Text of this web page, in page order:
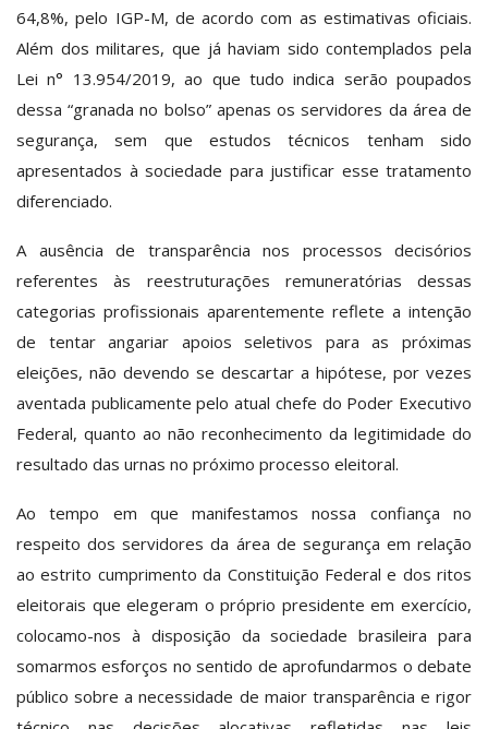
64,8%, pelo IGP-M, de acordo com as estimativas oficiais.
Além dos militares, que já haviam sido contemplados pela
Lei n° 13.954/2019, ao que tudo indica serão poupados
dessa “granada no bolso” apenas os servidores da área de
segurança, sem que estudos técnicos tenham sido
apresentados à sociedade para justificar esse tratamento
diferenciado.
A ausência de transparência nos processos decisórios
referentes às reestruturações remuneratórias dessas
categorias profissionais aparentemente reflete a intenção
de tentar angariar apoios seletivos para as próximas
eleições, não devendo se descartar a hipótese, por vezes
aventada publicamente pelo atual chefe do Poder Executivo
Federal, quanto ao não reconhecimento da legitimidade do
resultado das urnas no próximo processo eleitoral.
Ao tempo em que manifestamos nossa confiança no
respeito dos servidores da área de segurança em relação
ao estrito cumprimento da Constituição Federal e dos ritos
eleitorais que elegeram o próprio presidente em exercício,
colocamo-nos à disposição da sociedade brasileira para
somarmos esforços no sentido de aprofundarmos o debate
público sobre a necessidade de maior transparência e rigor